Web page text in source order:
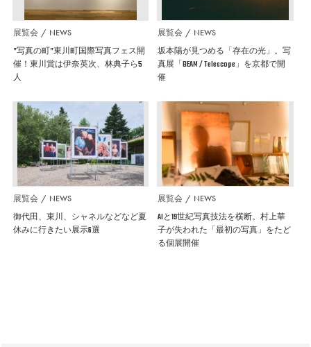
展覧会 NEWS
”写真の町”東川町国際写真フェス開
催！東川賞は伊奈英次、林典子ら5
人
展覧会 NEWS
坂本陽が見つめる「存在の光」。写
真展「BEAM / Telescope」を京都で開
催
展覧会 NEWS
御代田、東川、シャネルなどなど夏
休みに行きたい展示6選
展覧会 NEWS
AIと19世紀写真技法を横断。村上華
子が失われた「最初の写真」をたど
る個展開催